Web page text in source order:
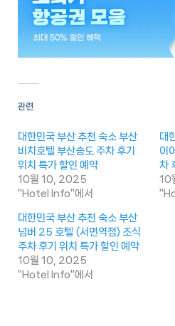
관련
대한민국 부산 추천 숙소 부산
비치호텔 부산송도 주차 후기
위치 특가 할인 예약
10월 10, 2025
"Hotel Info"에서
대
이
차
10
대한민국 부산 추천 숙소 부산
넘버 25 호텔 (서면역점) 조식
주차 후기 위치 특가 할인 예약
10월 10, 2025
"Hotel Info"에서